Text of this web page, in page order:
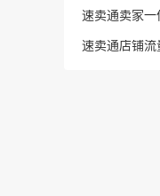
速卖通卖家一
速卖通店铺流